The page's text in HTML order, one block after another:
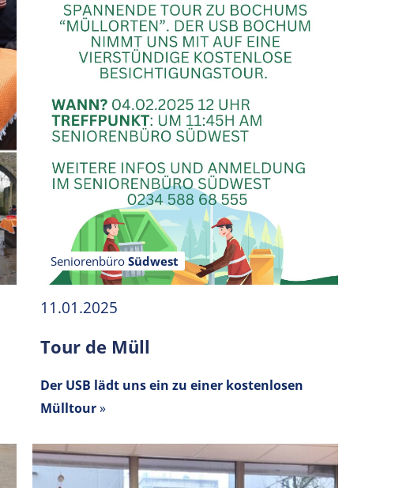
SeniorenbüroSüdwest
11.01.2025
Tour de Müll
Der USB lädt uns ein zu einer kostenlosen
Mülltour»